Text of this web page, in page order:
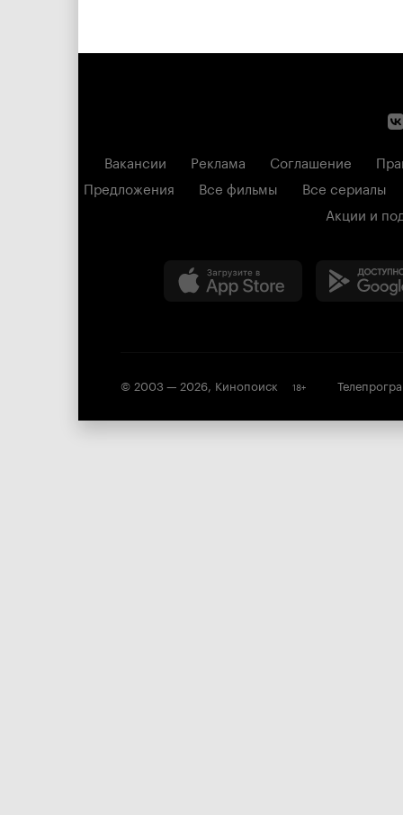
Вакансии Реклама Соглашение
Предложения
Все фильмы
Все сериалы
Акции и
© 2003 — 2026, Кинопоиск 18+